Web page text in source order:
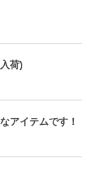
荷)
アイテムです！